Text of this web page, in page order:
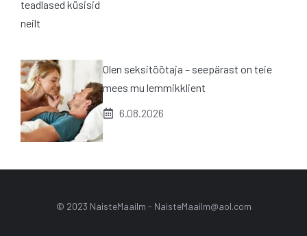
Olen seksitöötaja – seepärast on teie
mees mu lemmikklient
6.08.2026
© 2023 NaisteMaailm - NaisteMaailm@aol.com